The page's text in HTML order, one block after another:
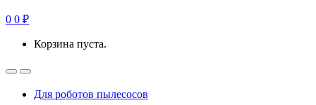
0 0 ₽
Корзина пуста.
Для роботов пылесосов